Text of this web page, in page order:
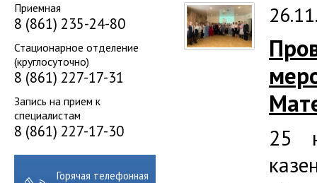
Приемная
8 (861) 235-24-80
Стационарное отделение
(круглосуточно)
8 (861) 227-17-31
Запись на прием к
специалистам
8 (861) 227-17-30
Горячая телефонная
25